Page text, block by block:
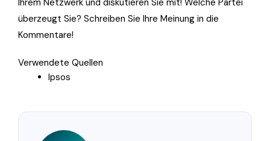
Ihrem Netzwerk und diskutieren Sie mit! Welche Partei
überzeugt Sie? Schreiben Sie Ihre Meinung in die
Kommentare!
Verwendete Quellen
Ipsos